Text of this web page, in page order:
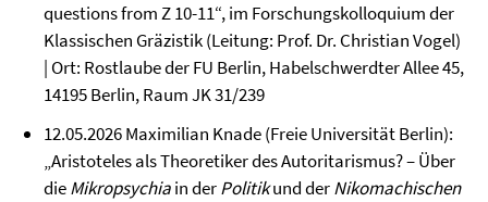
questions from Z 10-11“, im Forschungskolloquium der
Klassischen Gräzistik (Leitung: Prof. Dr. Christian Vogel)
| Ort: Rostlaube der FU Berlin, Habelschwerdter Allee 45,
14195 Berlin, Raum JK 31/239
12.05.2026 Maximilian Knade (Freie Universität Berlin):
„Aristoteles als Theoretiker des Autoritarismus? – Über
dieMikropsychiain derPolitikund derNikomachischen